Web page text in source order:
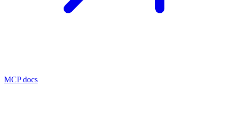
MCP docs